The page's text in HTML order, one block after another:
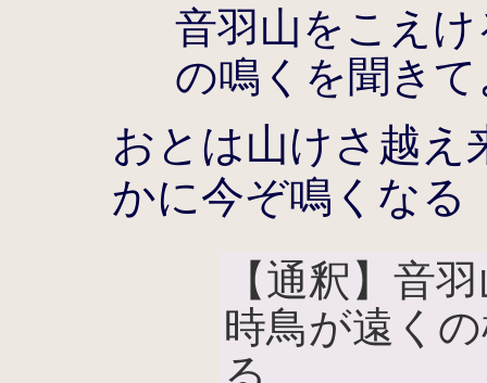
音羽山をこえ
の鳴くを聞き
おとは山けさ越え
かに今ぞ鳴くなる
【通釈】音
時鳥が遠く
る。